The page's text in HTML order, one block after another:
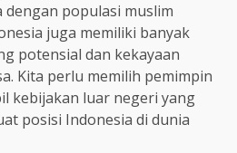
populasi muslim
juga memiliki banyak
potensial dan kekayaan
Kita perlu memilih pemimpin
kebijakan luar negeri yang
posisi Indonesia di dunia